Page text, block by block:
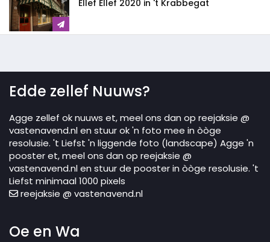
Ellef Ellef 2020 in 't Krabbegat
Edde zellef Nuuws?
Agge zellef ok nuuws et, meel ons dan op reejaksie @
vastenavend.nl en stuur ok 'n foto mee in òòge
resolusie. 't Liefst 'n liggende foto (landscape) Agge 'n
pooster et, meel ons dan op reejaksie @
vastenavend.nl en stuur de pooster in òòge resolusie. 't
Liefst minimaal 1000 pixels
reejaksie @ vastenavend.nl
Oe en Wa